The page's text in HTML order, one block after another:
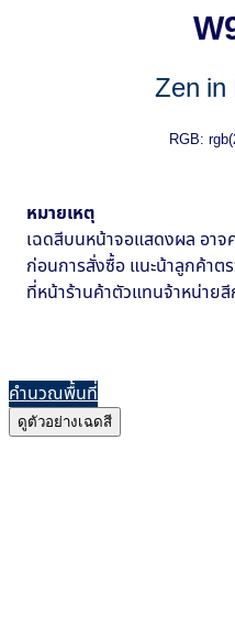
Zen in
RGB:
หมายเหตุ
เฉดสีบนหน้าจอแสดงผล อาจ
ก่อนการสั่งซื้อ แนะน้าลูกค้า
ที่หน้าร้านค้าตัวแทนจ้าหน่าย
คำนวณพื้นที่
ดูตัวอย่างเฉดสี